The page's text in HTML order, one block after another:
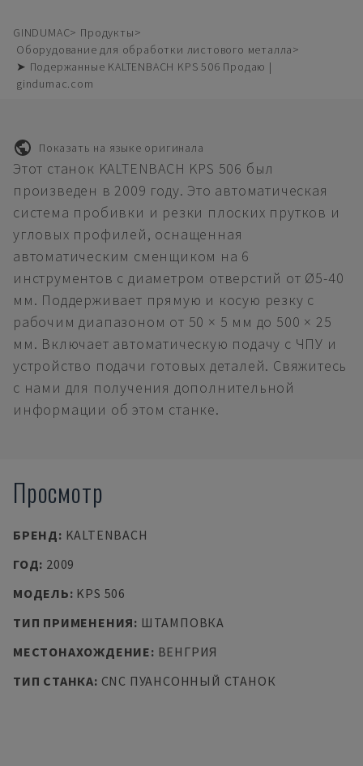
GINDUMAC
Продукты
Оборудование для обработки листового металла
➤ Подержанные KALTENBACH KPS 506 Продаю |
gindumac.com
Показать на языке оригинала
Этот станок KALTENBACH KPS 506 был
произведен в 2009 году. Это автоматическая
система пробивки и резки плоских прутков и
угловых профилей, оснащенная
автоматическим сменщиком на 6
инструментов с диаметром отверстий от Ø5-40
мм. Поддерживает прямую и косую резку с
рабочим диапазоном от 50 × 5 мм до 500 × 25
мм. Включает автоматическую подачу с ЧПУ и
устройство подачи готовых деталей. Свяжитесь
с нами для получения дополнительной
информации об этом станке.
Просмотр
БРЕНД: KALTENBACH
ГОД: 2009
МОДЕЛЬ: KPS 506
ТИП ПРИМЕНЕНИЯ: ШТАМПОВКА
МЕСТОНАХОЖДЕНИЕ: ВЕНГРИЯ
ТИП СТАНКА: CNC ПУАНСОННЫЙ СТАНОК